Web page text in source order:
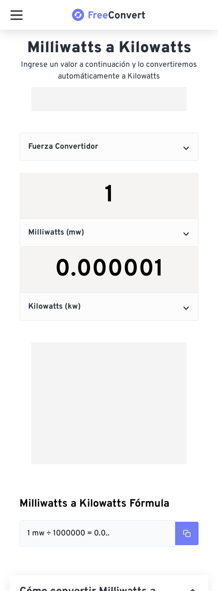
Milliwatts a Kilowatts
Ingrese un valor a continuación y lo convertiremos
automáticamente a Kilowatts
Milliwatts a Kilowatts Fórmula
1 mw ÷ 1000000 = 0.0..